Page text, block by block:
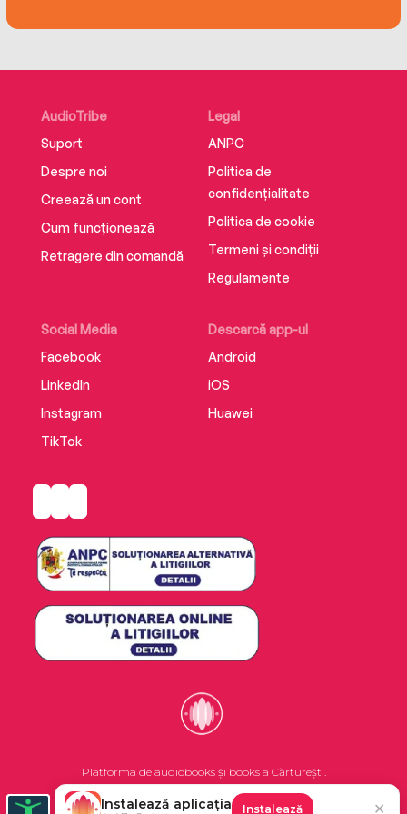
AudioTribe
Suport
Despre noi
Creează un cont
Cum funcționează
Retragere din comandă
Social Media
Facebook
LinkedIn
Instagram
TikTok
Descarcă app-ul
Android
iOS
Huawei
Legal
ANPC
Politica de
confidențialitate
Politica de cookie
Termeni și condiții
Regulamente
Platforma de audiobooks și books a Cărturești.
Instalează aplicația Instalează ✕